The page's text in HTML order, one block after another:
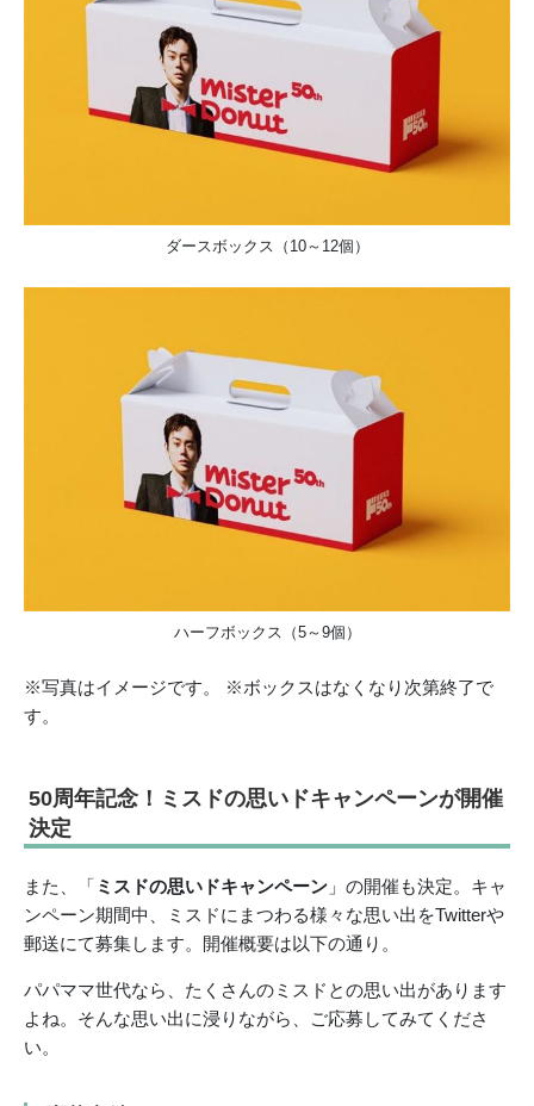
ダースボックス（10～12個）
ハーフボックス（5～9個）
※写真はイメージです。 ※ボックスはなくなり次第終了で
す。
50周年記念！ミスドの思いドキャンペーンが開催
決定
また、「 ミスドの思いドキャンペーン 」の開催も決定。キャ
ンペーン期間中、ミスドにまつわる様々な思い出をTwitterや
郵送にて募集します。開催概要は以下の通り。
パパママ世代なら、たくさんのミスドとの思い出があります
よね。そんな思い出に浸りながら、ご応募してみてくださ
い。